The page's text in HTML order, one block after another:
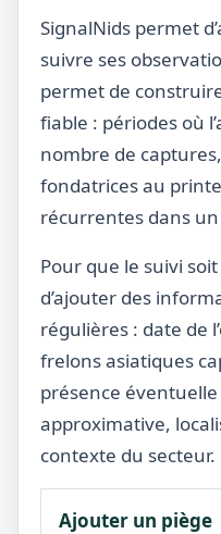
SignalNids permet
suivre ses
permet de
fiable : périodes où
nombre de
fondatrices au
récurrentes dans
Pour que le suivi
d’ajouter des
régulières : date de
frelons asiatiques
présence
approximative,
contexte du secteur.
Ajouter un piège